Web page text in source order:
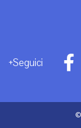
+Seguici